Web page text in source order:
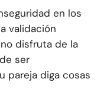
en los
validación
disfruta de la
ser
pareja diga cosas